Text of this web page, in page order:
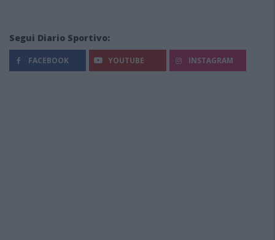
Segui Diario Sportivo:
FACEBOOK YOUTUBE INSTAGRAM